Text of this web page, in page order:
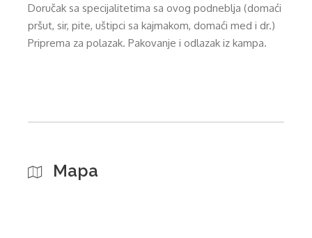
Doručak sa specijalitetima sa ovog podneblja (domaći
pršut, sir, pite, uštipci sa kajmakom, domaći med i dr.)
Priprema za polazak. Pakovanje i odlazak iz kampa.
Mapa